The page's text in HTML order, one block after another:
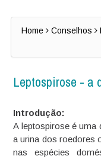
Home Conselhos
Leptospirose - a
Introdução:
A leptospirose é uma
a urina dos roedores
nas espécies